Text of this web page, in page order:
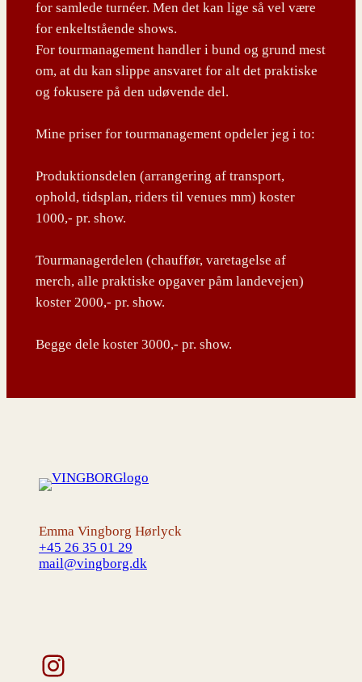
for samlede turnéer. Men det kan lige så vel være
for enkeltstående shows.
For tourmanagement handler i bund og grund mest
om, at du kan slippe ansvaret for alt det praktiske
og fokusere på den udøvende del.
Mine priser for tourmanagement opdeler jeg i to:
Produktionsdelen (arrangering af transport,
ophold, tidsplan, riders til venues mm) koster
1000,- pr. show.
Tourmanagerdelen (chauffør, varetagelse af
merch, alle praktiske opgaver påm landevejen)
koster 2000,- pr. show.
Begge dele koster 3000,- pr. show.
Emma Vingborg Hørlyck
+45 26 35 01 29
mail@vingborg.dk
Instagram